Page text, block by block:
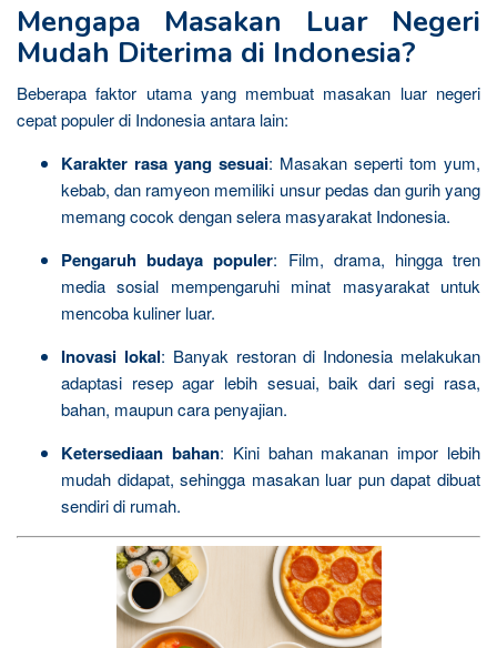
Mengapa Masakan Luar Negeri
Mudah Diterima di Indonesia?
Beberapa faktor utama yang membuat masakan luar negeri
cepat populer di Indonesia antara lain:
Karakter rasa yang sesuai: Masakan seperti tom yum,
kebab, dan ramyeon memiliki unsur pedas dan gurih yang
memang cocok dengan selera masyarakat Indonesia.
Pengaruh budaya populer: Film, drama, hingga tren
media sosial mempengaruhi minat masyarakat untuk
mencoba kuliner luar.
Inovasi lokal: Banyak restoran di Indonesia melakukan
adaptasi resep agar lebih sesuai, baik dari segi rasa,
bahan, maupun cara penyajian.
Ketersediaan bahan: Kini bahan makanan impor lebih
mudah didapat, sehingga masakan luar pun dapat dibuat
sendiri di rumah.